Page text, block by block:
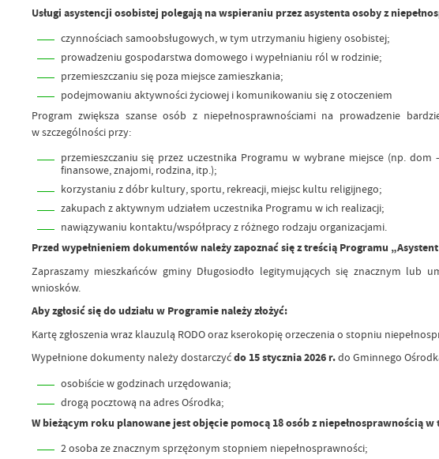
Usługi asystencji osobistej polegają na wspieraniu przez asystenta osoby z
czynnościach samoobsługowych, w tym utrzymaniu higieny osobistej;
prowadzeniu gospodarstwa domowego i wypełnianiu ról w rodzinie;
przemieszczaniu się poza miejsce zamieszkania;
podejmowaniu aktywności życiowej i komunikowaniu się z otoczeniem
Program zwiększa szanse osób z niepełnosprawnościami na prowadzenie
w szczególności przy:
przemieszczaniu się przez uczestnika Programu w wybrane miejsce (np.
finansowe, znajomi, rodzina, itp.);
korzystaniu z dóbr kultury, sportu, rekreacji, miejsc kultu religijnego;
zakupach z aktywnym udziałem uczestnika Programu w ich realizacji;
nawiązywaniu kontaktu/współpracy z różnego rodzaju organizacjami.
Przed wypełnieniem dokumentów należy zapoznać się z treścią Programu
Zapraszamy mieszkańców gminy Długosiodło legitymujących się znacznym lub
wniosków.
Aby zgłosić się do udziału w Programie należy złożyć:
Kartę zgłoszenia wraz klauzulą RODO oraz kserokopię orzeczenia o stopniu
Wypełnione dokumenty należy dostarczyćdo 15 stycznia 2026 r.do Gminnego
osobiście w godzinach urzędowania;
drogą pocztową na adres Ośrodka;
W bieżącym roku planowane jest objęcie pomocą 18 osób z niepełnosprawnością w
2 osoba ze znacznym sprzężonym stopniem niepełnosprawności;